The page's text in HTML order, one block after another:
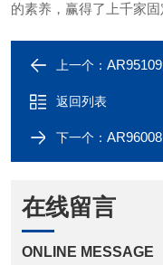
的素养，赢得了上千家固
上一个：
返回列表
下一个：
在线留言
ONLINE MESSAGE